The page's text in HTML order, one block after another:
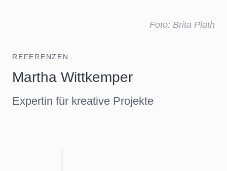
Foto: Brita Plath
REFERENZEN
Martha Wittkemper
Expertin für kreative Projekte